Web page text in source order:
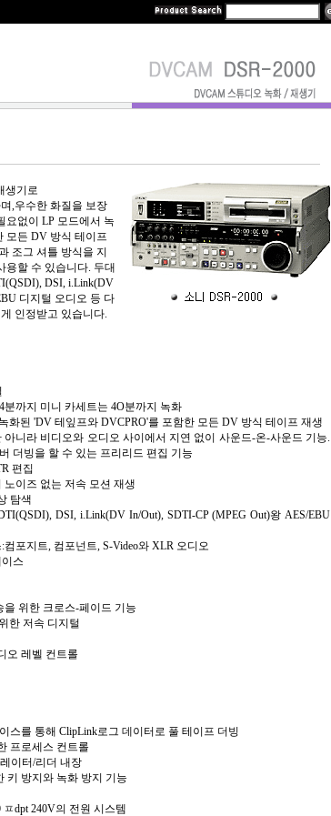
생기로
,우수한 화질을 보장
요없이 LP 모드에서 녹
모든 DV 방식 테이프
조그 셔틀 방식을 지
용할 수 있습니다. 두대
DSI, i.Link(DV
디지털 오디오 등 다
인정받고 있습니다.
분까지 미니 카세트는 4O분까지 녹화
화된 'DV 테잎프와 DVCPRO'를 포함한 모든 DV 방식 테이프 재생
니라 비디오와 오디오 사이에서 지연 없이 사운드-온-사운드 기능.
더빙을 할 수 있는 프리리드 편집 기능
편집
이즈 없는 저속 모션 재생
탐색
DSI, i.Link(DV In/Out), SDTI-CP (MPEG Out)왕 AES/EBU
포지트, 컴포넌트, S-Video와 XLR 오디오
스
위한 크로스-페이드 기능
한 저속 디지털
오 레벨 컨트롤
스를 통해 ClipLink로그 데이터로 풀 테이프 더빙
프로세스 컨트롤
이터/리더 내장
키 방지와 녹화 방지 기능
dpt 240V의 전원 시스템